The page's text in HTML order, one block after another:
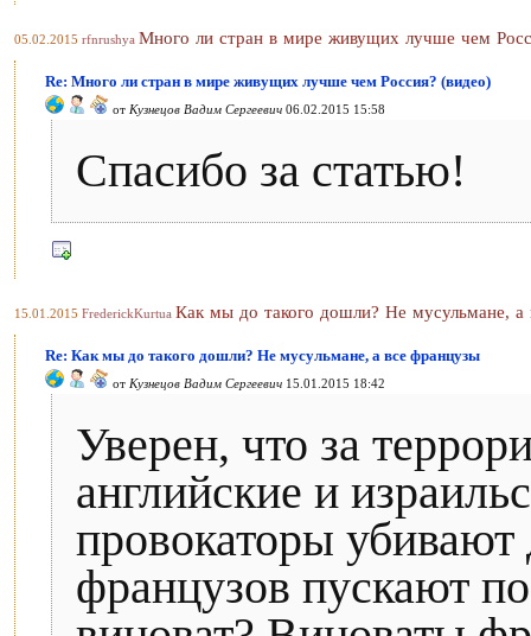
05.02.2015 rfnrushya Много ли стран в мире живущих лучше чем
Re: Много ли стран в мире живущих лучше чем Россия? (видео)
от Кузнецов Вадим Сергеевич 06.02.2015 15:58
Спасибо за статью!
15.01.2015 FrederickKurtua Как мы до такого дошли? Не мусульмане, а
Re: Как мы до такого дошли? Не мусульмане, а все французы
от Кузнецов Вадим Сергеевич 15.01.2015 18:42
Уверен, что за
английские и
провокаторы
французов пускают